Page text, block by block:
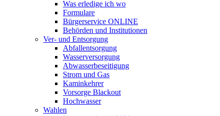
Was erledige ich wo
Formulare
Bürgerservice ONLINE
Behörden und Institutionen
Ver- und Entsorgung
Abfallentsorgung
Wasserversorgung
Abwasserbeseitigung
Strom und Gas
Kaminkehrer
Vorsorge Blackout
Hochwasser
Wahlen